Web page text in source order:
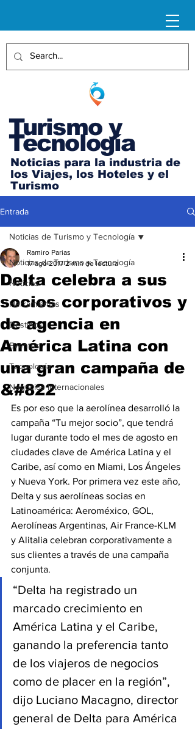
Turismo y
Tecnología
Noticias para la industria de
los Viajes, los Hoteles y el
Turismo
Entrada
Noticias de Turismo y Tecnología
Noticias
Herramientas
Destinos
Eventos
Tecnología
Negocios Internacionales
Noticias de Turismo y Tecnología
Delta celebra a sus
socios corporativos y
de agencia en
América Latina con
una gran campaña de
&#822
Ramiro Parias
17 ago 2017 2 min de lectura
Es por eso que la aerolínea desarrolló la
campaña “Tu mejor socio”, que tendrá
lugar durante todo el mes de agosto en
ciudades clave de América Latina y el
Caribe, así como en Miami, Los Ángeles
y Nueva York. Por primera vez este año,
Delta y sus aerolíneas socias en
Latinoamérica: Aeroméxico, GOL,
Aerolíneas Argentinas, Air France-KLM
y Alitalia celebran corporativamente a
sus clientes a través de una campaña
conjunta.
“Delta ha registrado un
marcado crecimiento en
América Latina y el Caribe,
ganando la preferencia tanto
de los viajeros de negocios
como de placer en la región”,
dijo Luciano Macagno, director
general de Delta para América